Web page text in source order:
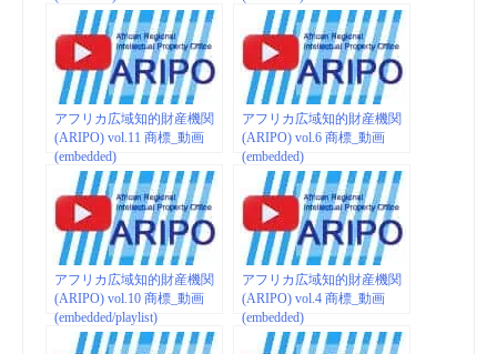
アフリカ広域知的財産機関
(ARIPO) vol.11 商標_動画
(embedded)
アフリカ広域知的財産機関
(ARIPO) vol.6 商標_動画
(embedded)
アフリカ広域知的財産機関
(ARIPO) vol.10 商標_動画
(embedded/playlist)
アフリカ広域知的財産機関
(ARIPO) vol.4 商標_動画
(embedded)